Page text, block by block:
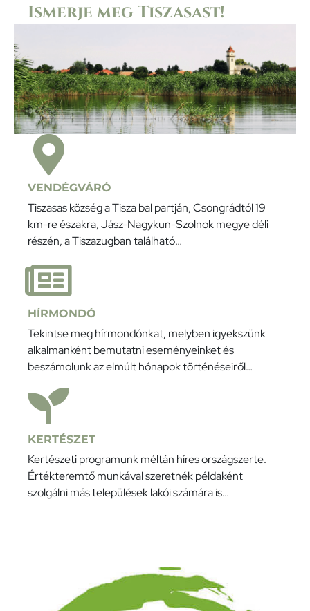
Ismerje meg Tiszasast!
VENDÉGVÁRÓ
Tiszasas község a Tisza bal partján, Csongrádtól 19
km-re északra, Jász-Nagykun-Szolnok megye déli
részén, a Tiszazugban található…
HÍRMONDÓ
Tekintse meg hírmondónkat, melyben igyekszünk
alkalmanként bemutatni eseményeinket és
beszámolunk az elmúlt hónapok történéseiről…
KERTÉSZET
Kertészeti programunk méltán híres országszerte.
Értékteremtő munkával szeretnék példaként
szolgálni más települések lakói számára is…